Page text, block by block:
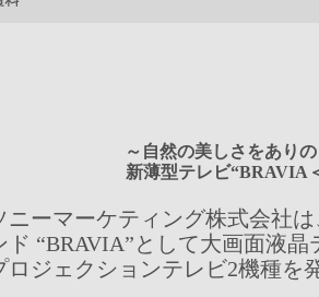
～自然の美しさをあり
新薄型テレビ“BRAVIA
ーマーケティング株式会社
ド “BRAVIA”として大画面液
ロジェクションテレビ2機種を